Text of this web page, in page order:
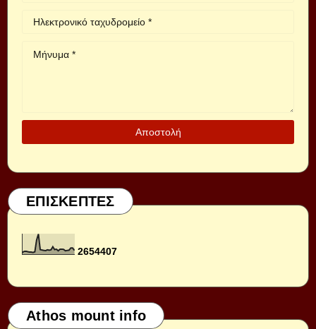
ΕΠΙΣΚΕΠΤΕΣ
2654407
Athos mount info